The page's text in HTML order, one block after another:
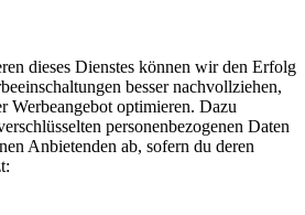
dieses Dienstes können wir den Erfolg
besser nachvollziehen,
Werbeangebot optimieren. Dazu
personenbezogenen Daten
Anbietenden ab, sofern du deren